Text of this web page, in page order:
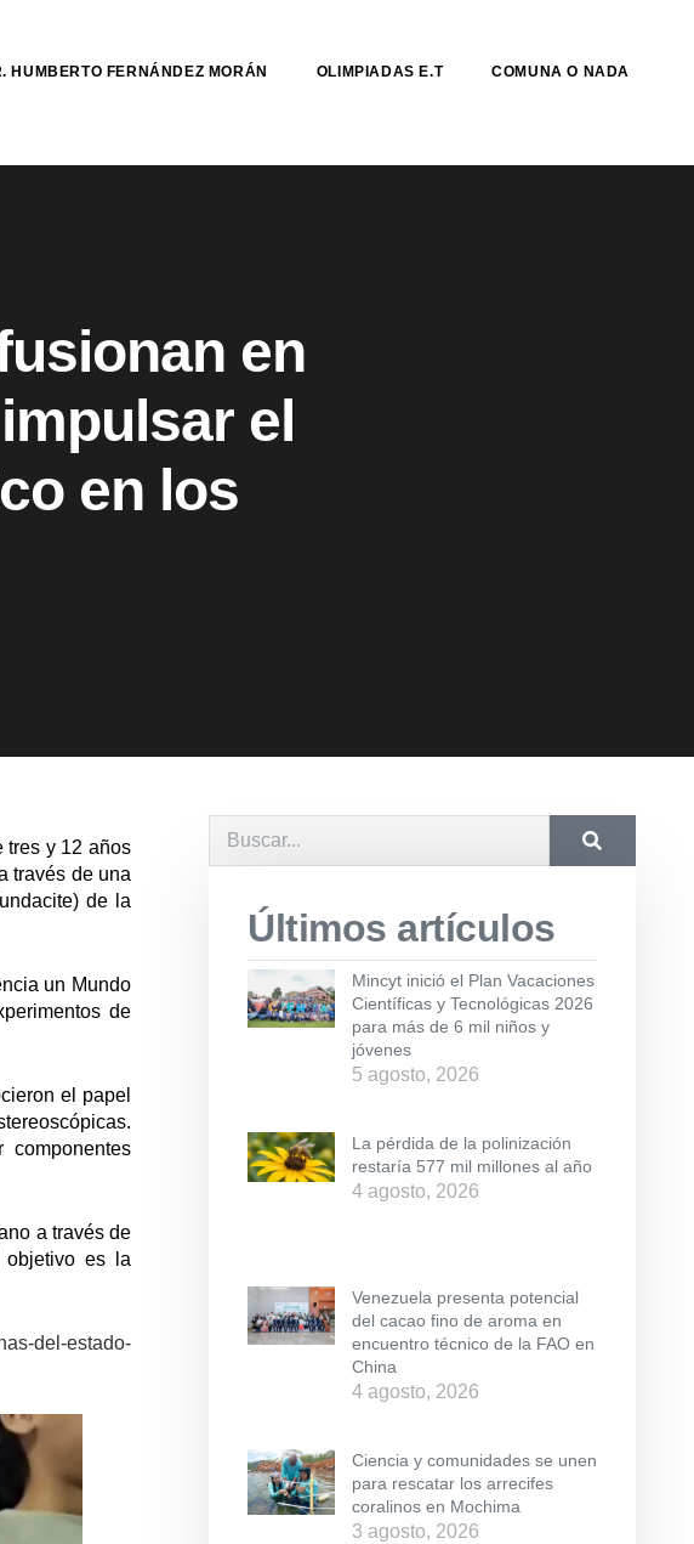
HUMBERTO FERNÁNDEZ MORÁN OLIMPIADAS E.T COMUNA O NADA
en
el
en los
tres y 12 años
través de una
de la
un Mundo
de
el papel
a través de
objetivo es la
del-estado-
Últimos artículos
Mincyt inició el Plan Vacaciones
Científicas y Tecnológicas 2026
para más de 6 mil niños y
jóvenes
5 agosto, 2026
La pérdida de la polinización
restaría 577 mil millones al año
4 agosto, 2026
Venezuela presenta potencial
del cacao fino de aroma en
encuentro técnico de la FAO en
China
4 agosto, 2026
Ciencia y comunidades se unen
para rescatar los arrecifes
coralinos en Mochima
3 agosto, 2026